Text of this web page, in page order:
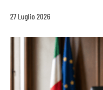
27 Luglio 2026